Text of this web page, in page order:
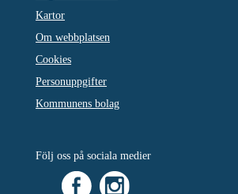
Kartor
Om webbplatsen
Cookies
Personuppgifter
Kommunens bolag
Följ oss på sociala medier